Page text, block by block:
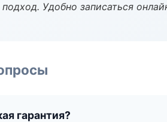
Удобно записаться
гарантия?